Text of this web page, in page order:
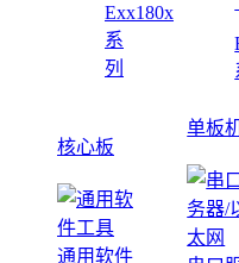
Exx180x
系
列
核心板
单板
通用软件